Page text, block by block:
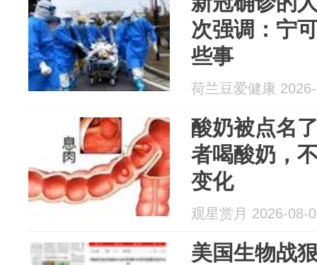
次强调：宁
些事
荷兰豆爱健康
酸奶被点名
者喝酸奶，
变化
观星赏月 2026-08-
美国生物战